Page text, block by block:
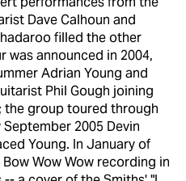
Dave Calhoun and
filled the other
was announced in 2004,
Adrian Young and
Phil Gough joining
the group toured through
2005 Devin
Young. In January of
Wow Wow recording in